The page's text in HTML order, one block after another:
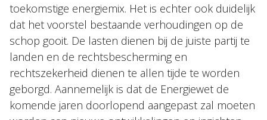
toekomstige energiemix. Het is echter ook duidelijk
dat het voorstel bestaande verhoudingen op de
schop gooit. De lasten dienen bij de juiste partij te
landen en de rechtsbescherming en
rechtszekerheid dienen te allen tijde te worden
geborgd. Aannemelijk is dat de Energiewet de
komende jaren doorlopend aangepast zal moeten